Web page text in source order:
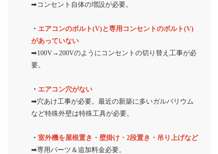
➡︎コンセント自体の増設が必要。
・ エアコンのボルト(V)と専用コンセントのボルト(V)
があっていない
➡︎100V→200Vのようにコンセントの切り替え工事が必
要。
・ エアコン穴がない
➡︎穴あけ工事が必要。最近の新築に多いガルバリウム
など特殊外壁は特殊工具が必要。
・ 室外機を屋根置き・壁掛け・2段置き・吊り上げなど
➡︎専用パーツ＆追加料金必要。